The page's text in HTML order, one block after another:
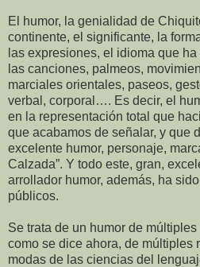
El humor, la genialidad de
continente, el significante, la
las expresiones, el idioma que
las canciones, palmeos,
marciales orientales, paseos,
verbal, corporal…. Es decir, el
en la representación total que
que acabamos de señalar, y que
excelente humor, personaje,
Calzada”. Y todo este, gran,
arrollador humor, además, ha
públicos.
Se trata de un humor de
como se dice ahora, de múltiples
modas de las ciencias del